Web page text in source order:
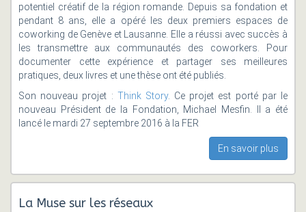
potentiel créatif de la région romande. Depuis sa fondation et
pendant 8 ans, elle a opéré les deux premiers espaces de
coworking de Genève et Lausanne. Elle a réussi avec succès à
les transmettre aux communautés des coworkers. Pour
documenter cette expérience et partager ses meilleures
pratiques, deux livres et une thèse ont été publiés.
Son nouveau projet : Think Story. Ce projet est porté par le
nouveau Président de la Fondation, Michael Mesfin. Il a été
lancé le mardi 27 septembre 2016 à la FER
En savoir plus
La Muse sur les réseaux